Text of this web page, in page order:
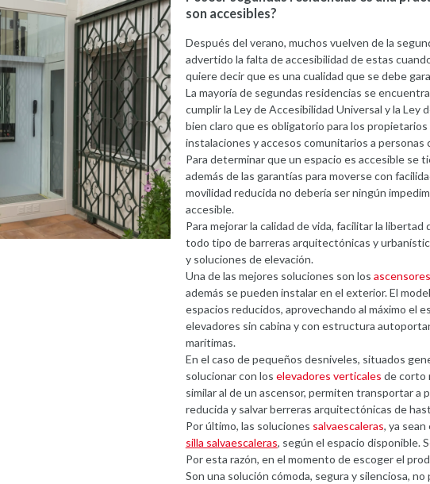
son accesibles?
Después del verano, muchos vuelven de la
advertido la falta de accesibilidad de estas
quiere decir que es una cualidad que se debe
La mayoría de segundas residencias se
cumplir la Ley de Accesibilidad Universal y la Ley
bien claro que es obligatorio para los propietarios
instalaciones y accesos comunitarios a personas
Para determinar que un espacio es accesible se
además de las garantías para moverse con
movilidad reducida no debería ser ningún
accesible.
Para mejorar la calidad de vida, facilitar la
todo tipo de barreras arquitectónicas y
y soluciones de elevación.
Una de las mejores soluciones son los
además se pueden instalar en el exterior. El
espacios reducidos, aprovechando al máximo el
elevadores sin cabina y con estructura
marítimas.
En el caso de pequeños desniveles, situados
solucionar con los elevadores verticales de corto
similar al de un ascensor, permiten transportar a
reducida y salvar berreras arquitectónicas de
Por último, las soluciones salvaescaleras, ya
silla salvaescaleras, según el espacio disponible.
Por esta razón, en el momento de escoger el
Son una solución cómoda, segura y silenciosa,